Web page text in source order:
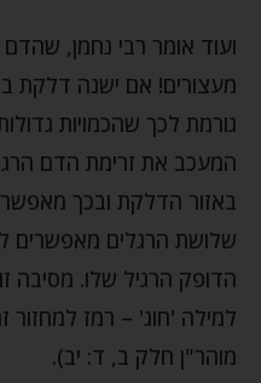
ועוד אומר רבי נחמן,
מעצורים! אם ישנה דלקת
גורמת לכך שהכמויות
המעכב את זרימת הדם
באזור הדלקת ובכך
שלושת הרגלים
הדופק הרגיל שלו. מסיבה
למילה 'חוג' – רמז למחזור
מוהר"ן חלק ב, ד: יב).